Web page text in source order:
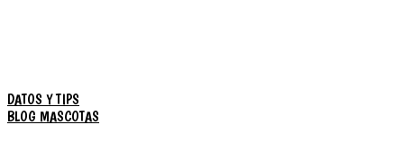
DATOS Y TIPS
BLOG MASCOTAS